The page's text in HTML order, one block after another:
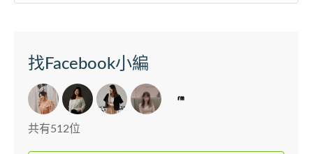
找Facebook小編
共有512位